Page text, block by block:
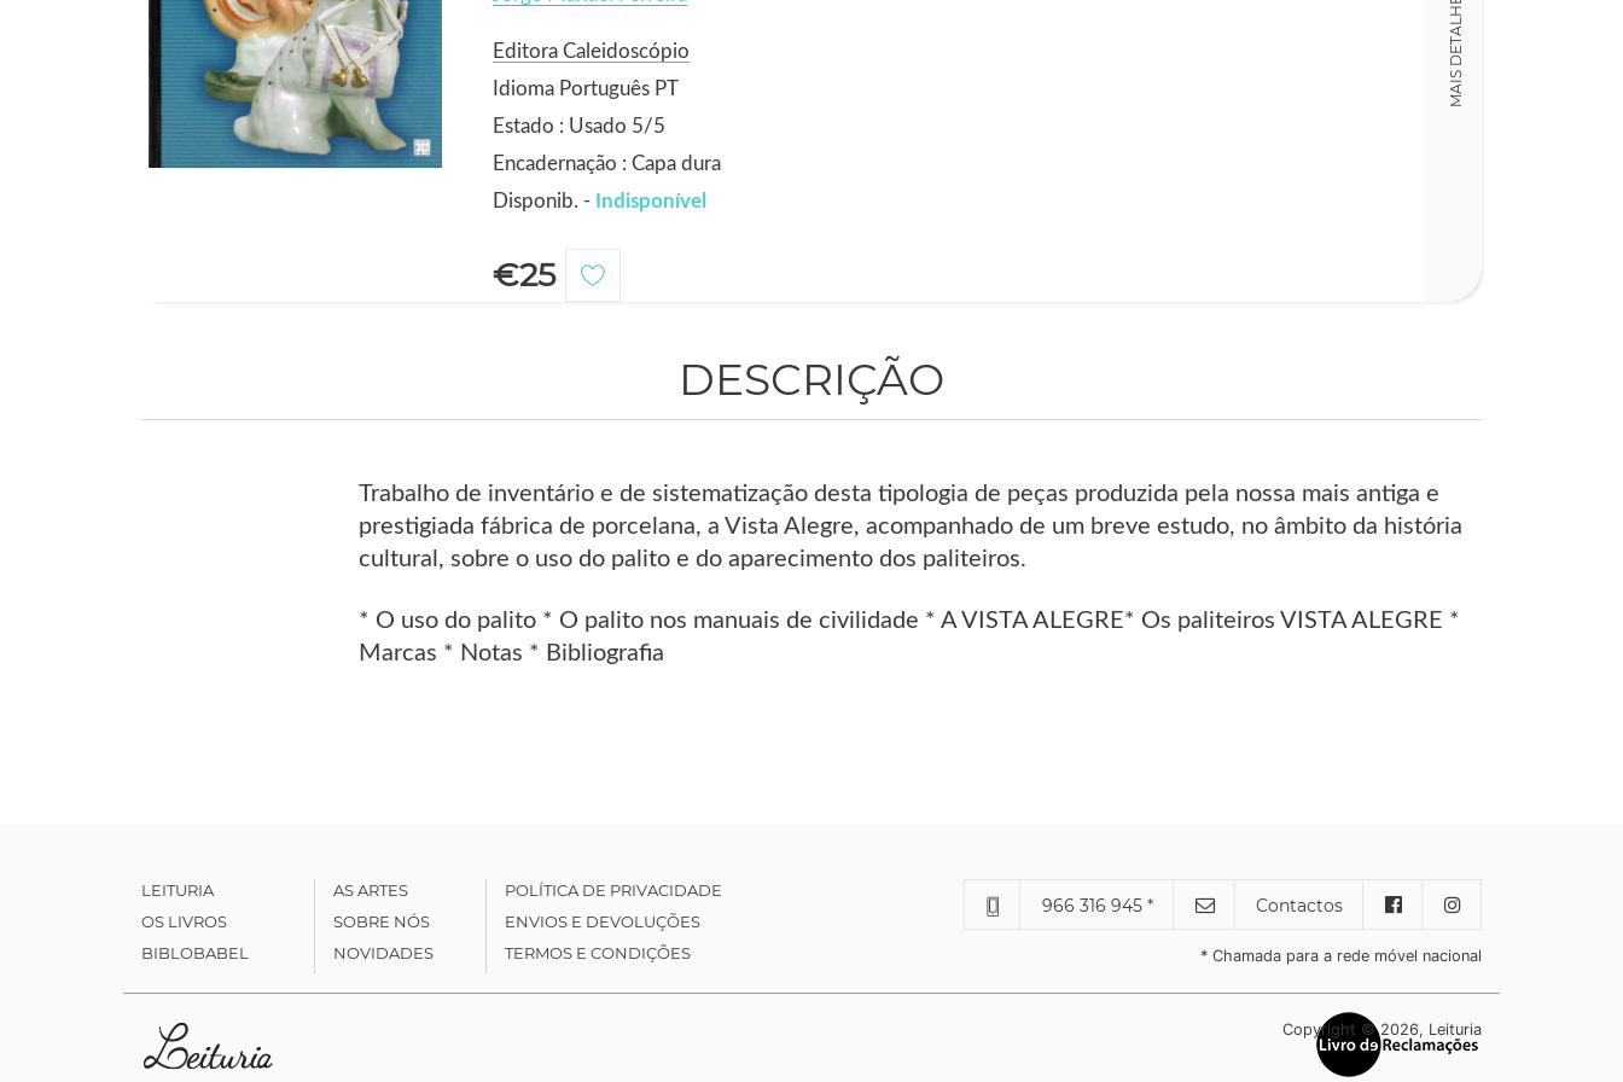
Editora Caleidoscópio
Idioma Português PT
Estado : Usado 5/5
Encadernação : Capa dura
Disponib. - Indisponível
€25
MAIS DETALHES
DESCRIÇÃO
Trabalho de inventário e de sistematização desta tipologia de peças produzida pela nossa mais antiga e
prestigiada fábrica de porcelana, a Vista Alegre, acompanhado de um breve estudo, no âmbito da história
cultural, sobre o uso do palito e do aparecimento dos paliteiros.
* O uso do palito * O palito nos manuais de civilidade * A VISTA ALEGRE* Os paliteiros VISTA ALEGRE *
Marcas * Notas * Bibliografia
LEITURIA
OS LIVROS
BIBLOBABEL
AS ARTES
SOBRE NÓS
NOVIDADES
POLÍTICA DE PRIVACIDADE
ENVIOS E DEVOLUÇÕES
TERMOS E CONDIÇÕES
966 316 945 * Contactos
* Chamada para a rede móvel nacional
Copyright © 2026, Leituria